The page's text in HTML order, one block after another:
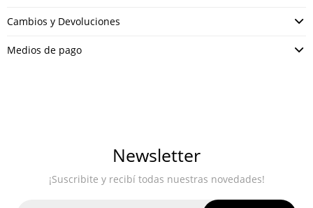
Cambios y Devoluciones
Medios de pago
Newsletter
¡Suscribite y recibí todas nuestras novedades!